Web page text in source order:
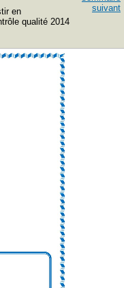
en
qualité 2014
suivant